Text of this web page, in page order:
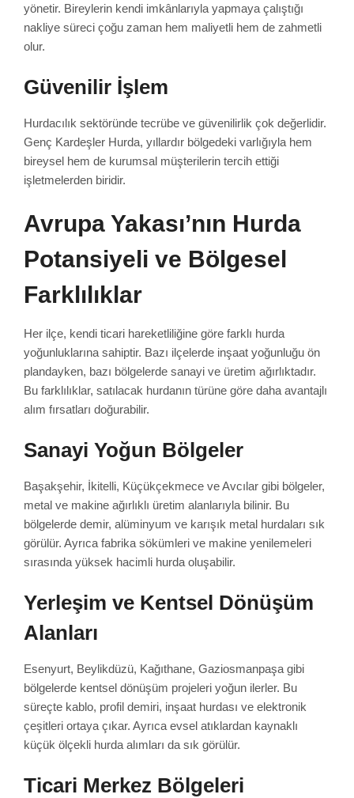
yönetir. Bireylerin kendi imkânlarıyla yapmaya çalıştığı
nakliye süreci çoğu zaman hem maliyetli hem de zahmetli
olur.
Güvenilir İşlem
Hurdacılık sektöründe tecrübe ve güvenilirlik çok değerlidir.
Genç Kardeşler Hurda, yıllardır bölgedeki varlığıyla hem
bireysel hem de kurumsal müşterilerin tercih ettiği
işletmelerden biridir.
Avrupa Yakası’nın Hurda
Potansiyeli ve Bölgesel
Farklılıklar
Her ilçe, kendi ticari hareketliliğine göre farklı hurda
yoğunluklarına sahiptir. Bazı ilçelerde inşaat yoğunluğu ön
plandayken, bazı bölgelerde sanayi ve üretim ağırlıktadır.
Bu farklılıklar, satılacak hurdanın türüne göre daha avantajlı
alım fırsatları doğurabilir.
Sanayi Yoğun Bölgeler
Başakşehir, İkitelli, Küçükçekmece ve Avcılar gibi bölgeler,
metal ve makine ağırlıklı üretim alanlarıyla bilinir. Bu
bölgelerde demir, alüminyum ve karışık metal hurdaları sık
görülür. Ayrıca fabrika sökümleri ve makine yenilemeleri
sırasında yüksek hacimli hurda oluşabilir.
Yerleşim ve Kentsel Dönüşüm
Alanları
Esenyurt, Beylikdüzü, Kağıthane, Gaziosmanpaşa gibi
bölgelerde kentsel dönüşüm projeleri yoğun ilerler. Bu
süreçte kablo, profil demiri, inşaat hurdası ve elektronik
çeşitleri ortaya çıkar. Ayrıca evsel atıklardan kaynaklı
küçük ölçekli hurda alımları da sık görülür.
Ticari Merkez Bölgeleri